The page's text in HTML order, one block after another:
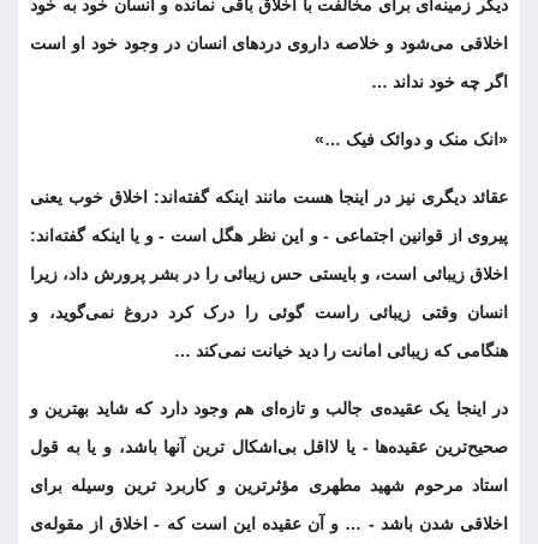
دیگر زمینه‌ای برای مخالفت با اخلاق باقی نمانده و انسان خود به خود
اخلاقی می‌شود و خلاصه داروی دردهای انسان در وجود خود او است
اگر چه خود نداند …
«انک منک و دوائک فیک …»
عقائد دیگری نیز در اینجا هست مانند اینکه گفته‌اند: اخلاق خوب یعنی
پیروی از قوانین اجتماعی - و این نظر هگل است - و یا اینکه گفته‌اند:
اخلاق زیبائی است، و بایستی حس زیبائی را در بشر پرورش داد، زیرا
انسان وقتی زیبائی راست گوئی را درک کرد دروغ نمی‌گوید، و
هنگامی که زیبائی امانت را دید خیانت نمی‌کند …
در اینجا یک عقیده‌ی جالب و تازه‌ای هم وجود دارد که شاید بهترین و
صحیح‌ترین عقیده‌ها - یا لااقل بی‌اشکال ترین آنها باشد، و یا به قول
استاد مرحوم شهید مطهری مؤثرترین و کاربرد ترین وسیله برای
اخلاقی شدن باشد - … و آن عقیده این است که - اخلاق از مقوله‌ی